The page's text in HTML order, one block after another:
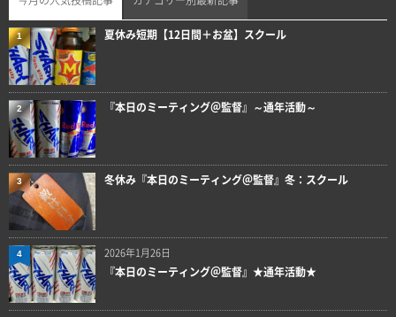
夏休み短期【12日間＋お盆】スクール
1
『本日のミーティング＠監督』～通年活動～
2
冬休み『本日のミーティング＠監督』冬：スクール
3
2026年1月26日
『本日のミーティング＠監督』★通年活動★
4